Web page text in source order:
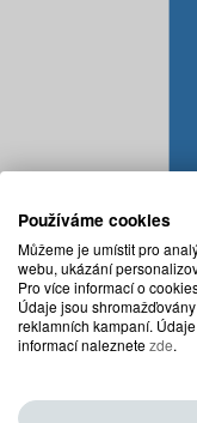
Používáme cookies
Můžeme je umístit pro
webu, ukázání
Pro více informací o
Údaje jsou
reklamních kampaní.
informací naleznetezde.